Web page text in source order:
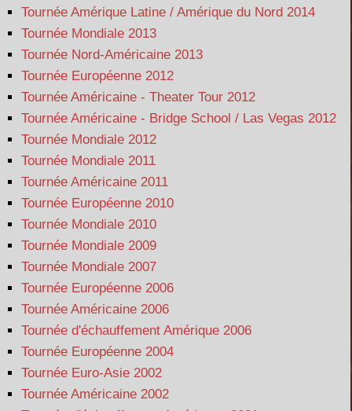
Tournée Amérique Latine / Amérique du Nord 2014
Tournée Mondiale 2013
Tournée Nord-Américaine 2013
Tournée Européenne 2012
Tournée Américaine - Theater Tour 2012
Tournée Américaine - Bridge School / Las Vegas 2012
Tournée Mondiale 2012
Tournée Mondiale 2011
Tournée Américaine 2011
Tournée Européenne 2010
Tournée Mondiale 2010
Tournée Mondiale 2009
Tournée Mondiale 2007
Tournée Européenne 2006
Tournée Américaine 2006
Tournée d'échauffement Amérique 2006
Tournée Européenne 2004
Tournée Euro-Asie 2002
Tournée Américaine 2002